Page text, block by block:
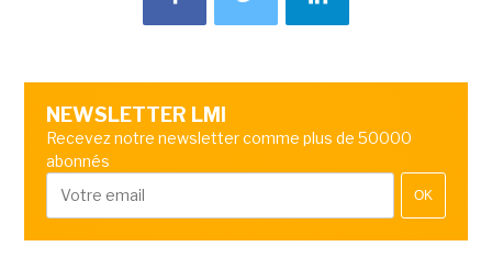
NEWSLETTER LMI
Recevez notre newsletter comme plus de 50000
abonnés
OK